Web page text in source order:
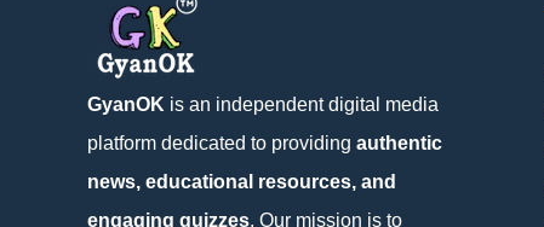
GyanOK is an independent digital media
platform dedicated to providing authentic
news, educational resources, and
engaging quizzes. Our mission is to